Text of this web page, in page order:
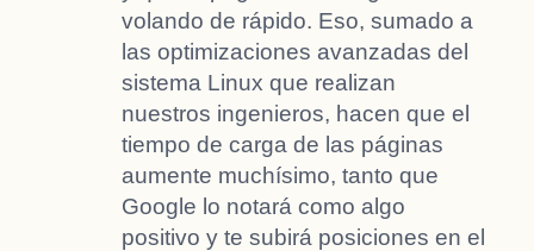
volando de rápido. Eso, sumado a
las optimizaciones avanzadas del
sistema Linux que realizan
nuestros ingenieros, hacen que el
tiempo de carga de las páginas
aumente muchísimo, tanto que
Google lo notará como algo
positivo y te subirá posiciones en el